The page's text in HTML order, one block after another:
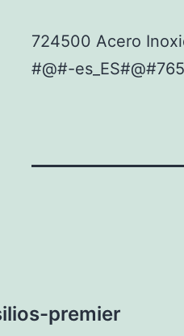
724500 Acero
#@#-
premier